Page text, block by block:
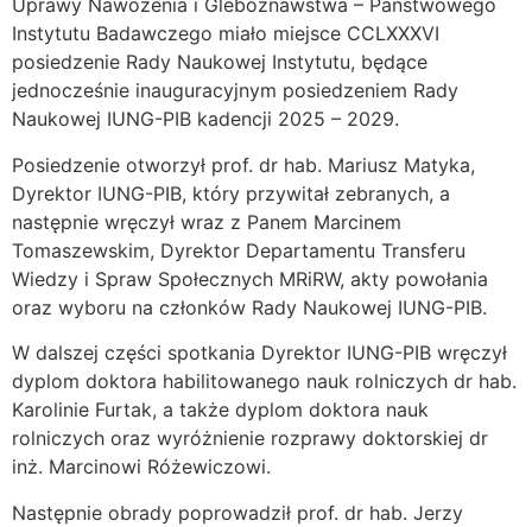
Uprawy Nawożenia i Gleboznawstwa – Państwowego
Instytutu Badawczego miało miejsce CCLXXXVI
posiedzenie Rady Naukowej Instytutu, będące
jednocześnie inauguracyjnym posiedzeniem Rady
Naukowej IUNG-PIB kadencji 2025 – 2029.
Posiedzenie otworzył prof. dr hab. Mariusz Matyka,
Dyrektor IUNG-PIB, który przywitał zebranych, a
następnie wręczył wraz z Panem Marcinem
Tomaszewskim, Dyrektor Departamentu Transferu
Wiedzy i Spraw Społecznych MRiRW, akty powołania
oraz wyboru na członków Rady Naukowej IUNG-PIB.
W dalszej części spotkania Dyrektor IUNG-PIB wręczył
dyplom doktora habilitowanego nauk rolniczych dr hab.
Karolinie Furtak, a także dyplom doktora nauk
rolniczych oraz wyróżnienie rozprawy doktorskiej dr
inż. Marcinowi Różewiczowi.
Następnie obrady poprowadził prof. dr hab. Jerzy